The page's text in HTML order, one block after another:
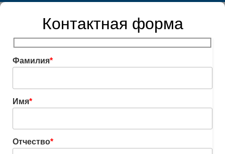
Контактная форма
Фамилия*
Имя*
Отчество*